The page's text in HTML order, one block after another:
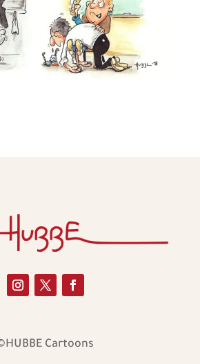
Cartoons